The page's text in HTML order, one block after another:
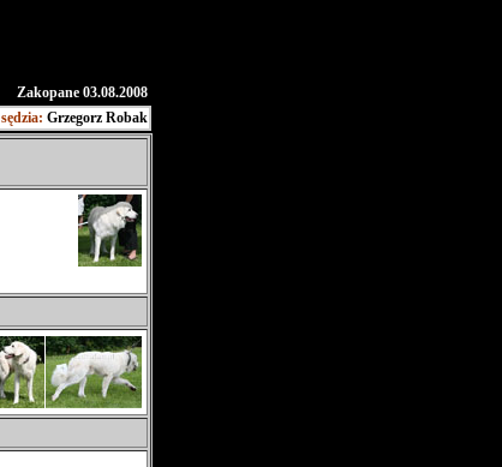
Zakopane 03.08.2008
sędzia: Grzegorz Robak